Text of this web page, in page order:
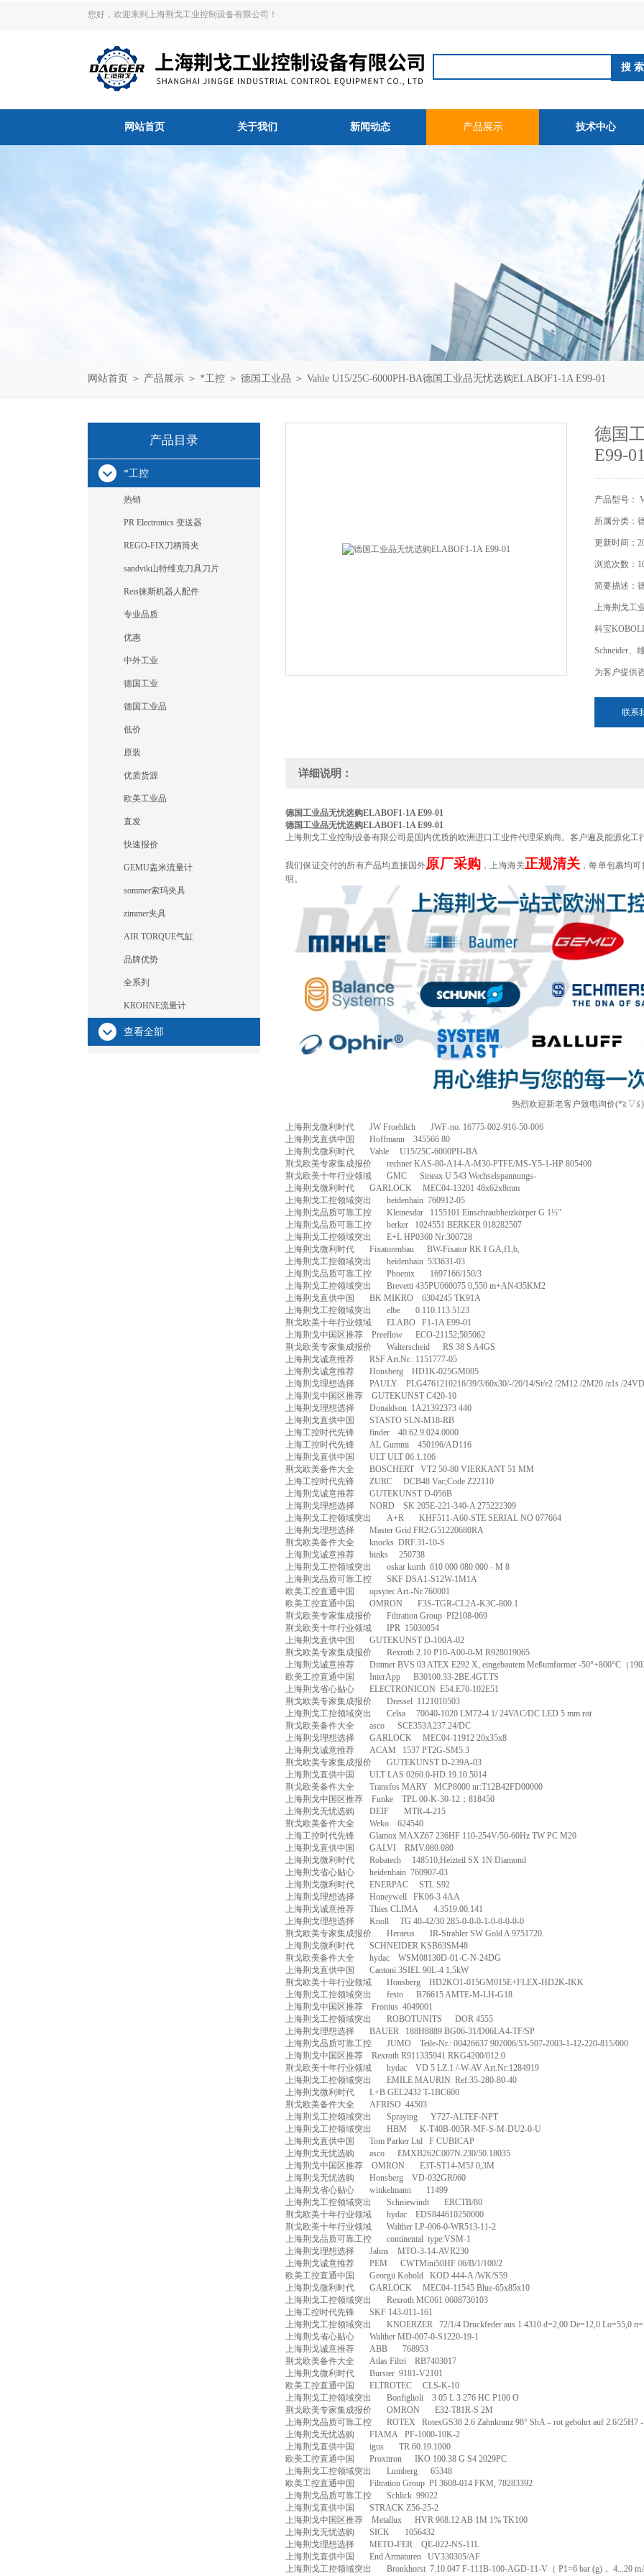
您好，欢迎来到上海荆戈工业控制设备有限公司！
网站首页 关于我们 新闻动态 产品展示 技术中心
网站首页 ＞ 产品展示 ＞ *工控 ＞ 德国工业品 ＞ Vahle U15/25C-6000PH-BA德国工业品无忧选购ELABOF1-1A E99-01
产品目录
*工控
热销
PR Electronics 变送器
REGO-FIX刀柄筒夹
sandvik山特维克刀具刀片
Reis徕斯机器人配件
专业品质
优惠
中外工业
德国工业
德国工业品
低价
原装
优质货源
欧美工业品
直发
快速报价
GEMU盖米流量计
sommer索玛夹具
zimmer夹具
AIR TORQUE气缸
品牌优势
全系列
KROHNE流量计
查看全部
德国
E99-
产品型号：
所属分类：
更新时间：
浏览次数：
简要描述：
上海荆戈工
科宝
Schneider、
为客户提供
联系
详细说明：
德国工业品无忧选购ELABOF1-1A E99-01
德国工业品无忧选购ELABOF1-1A E99-01
上海荆戈工业控制设备有限公司是国内优质的欧洲进口工业件代理采购商。客户遍及能源化
我们保证交付的所有产品均直接国外原厂采购 ，上海海关正规清关 ，每单包裹均
明。
热烈欢迎新老客户致电询价
上海荆戈微利时代 JW Froehlich
JWF-no. 16775-002-916-50-006
上海荆戈直供中国
Hoffmann
345566 80
上海荆戈微利时代
Vahle
U15/25C-6000PH-BA
荆戈欧美专家集成报价
rechner KAS-80-A14-A-M30-PTFE/MS-Y5-1-HP 805400
荆戈欧美十年行业领域
GMC
Sineax U 543 Wechselspannungs-
上海荆戈微利时代
GARLOCK
MEC04-13201 48x62x8mm
上海荆戈工控领域突出
heidenhain 760912-05
上海荆戈品质可靠工控
Kleinesdar 1155101 Einschraubheizkörper G 1½"
上海荆戈品质可靠工控
berker
1024551 BERKER 918282507
上海荆戈工控领域突出
E+L HP0360 Nr:300728
上海荆戈微利时代
Fixatorenbau
BW-Fixator RK I GA,f1,b,
上海荆戈工控领域突出
heidenhain 533631-03
上海荆戈品质可靠工控
Phoenix
1697166/150/3
上海荆戈工控领域突出
Brevetti 435PU060075 0,550 m+AN435KM2
上海荆戈直供中国
BK MIKRO
6304245 TK91A
上海荆戈工控领域突出
elbe
0.110.113.5123
荆戈欧美十年行业领域
ELABO
F1-1A E99-01
上海荆戈中国区推荐
Preeflow
ECO-21152;505062
荆戈欧美专家集成报价
Walterscheid
RS 38 S A4GS
上海荆戈诚意推荐
RSF Art.Nr.: 1151777-05
上海荆戈诚意推荐
Honsberg
HD1K-025GM005
上海荆戈理想选择
PAULY
PLG4761210216/39/3/60x30/-/20/14/St/e2 /2M12 /2M20 /z1s /
上海荆戈中国区推荐
GUTEKUNST C420-10
上海荆戈理想选择
Donaldson 1A21392373 440
上海荆戈直供中国
STASTO SLN-M18-RB
上海工控时代先锋
finder
40.62.9.024.0000
上海工控时代先锋
AL Gummi
450196/AD116
上海荆戈直供中国
ULT ULT 06.1.106
荆戈欧美备件大全
BOSCHERT
VT2 50-80 VIERKANT 51 MM
上海工控时代先锋
ZURC
DCB48 Vac;Code Z22110
上海荆戈诚意推荐
GUTEKUNST D-056B
上海荆戈理想选择
NORD
SK 205E-221-340-A 275222309
上海荆戈工控领域突出
A+R
KHF511-A60-STE SERIAL NO 077664
上海荆戈理想选择
Master Grid FR2:G51220680RA
荆戈欧美备件大全
knocks DRF.31-10-S
上海荆戈诚意推荐
binks
250738
上海荆戈工控领域突出
oskar kurth 610 000 080.000 - M 8
上海荆戈品质可靠工控
SKF DSA1-S12W-1M1A
欧美工控直通中国
opsytec Art.-Nr.760001
欧美工控直通中国
OMRON
F3S-TGR-CL2A-K3C-800.1
荆戈欧美专家集成报价
Filtration Group PI2108-069
荆戈欧美十年行业领域
IPR 15030054
上海荆戈直供中国
GUTEKUNST D-100A-02
荆戈欧美专家集成报价
Rexroth 2.10 P10-A00-0-M R928019065
上海荆戈诚意推荐
Dittmer BVS 03 ATEX E292 X, eingebautem Meßumformer -50°+800°C （
欧美工控直通中国
InterApp
B30100.33-2BE.4GT.TS
上海荆戈省心贴心
ELECTRONICON E54.E70-102E51
荆戈欧美专家集成报价
Dressel 1121010503
上海荆戈工控领域突出
Celsa
70040-1020 LM72-4.1/ 24VAC/DC LED 5 mm rot
荆戈欧美备件大全
asco
SCE353A237.24/DC
上海荆戈理想选择
GARLOCK
MEC04-11912 20x35x8
上海荆戈诚意推荐
ACAM
1537 PT2G-SM5.3
荆戈欧美专家集成报价
GUTEKUNST D-239A-03
上海荆戈直供中国
ULT LAS 0260.0-HD.19.10.5014
荆戈欧美备件大全
Transfos MARY
MCP8000 nr:T12B42FD00000
上海荆戈中国区推荐
Funke TPL 00-K-30-12 ； 818450
上海荆戈无忧选购
DEIF
MTR-4-215
荆戈欧美备件大全
Weko
624540
上海工控时代先锋
Glamox MAXZ67 236HF 110-254V/50-60Hz TW PC M20
上海荆戈直供中国
GALVI
RMV.080.080
上海荆戈微利时代
Robatech
148510;Heizteil SX 1N Diamond
上海荆戈省心贴心
heidenhain 760907-03
上海荆戈微利时代
ENERPAC
STL S92
上海荆戈理想选择
Honeywell
FK06-3 4AA
上海荆戈诚意推荐
Thies CLIMA
4.3519.00.141
上海荆戈理想选择
Knoll
TG 40-42/30 285-0-0-0-1-0-0-0-0-0
荆戈欧美专家集成报价
Heraeus
IR-Strahler SW Gold A 9751720.
上海荆戈微利时代
SCHNEIDER KSB63SM48
荆戈欧美备件大全
hydac
WSM08130D-01-C-N-24DG
上海荆戈直供中国
Cantoni 3SIEL 90L-4 1,5kW
荆戈欧美十年行业领域
Honsberg
HD2KO1-015GM015E+FLEX-HD2K-IKK
上海荆戈工控领域突出
festo
B76615 AMTE-M-LH-G18
上海荆戈中国区推荐
Fronius 4049001
上海荆戈工控领域突出
ROBOTUNITS
DOR 4555
上海荆戈理想选择
BAUER
188H8889 BG06-31/D06LA4-TF/SP
上海荆戈品质可靠工控
JUMO
Teile-Nr.: 00426637 902006/53-507-2003-1-12-220-815/000
上海荆戈中国区推荐
Rexroth R911335941 RKG4200/012.0
荆戈欧美十年行业领域
hydac
VD 5 LZ.1 /-W-AV Art.Nr:1284919
上海荆戈工控领域突出
EMILE MAURIN Ref:35-280-80-40
上海荆戈微利时代
L+B GEL2432 T-1BC600
荆戈欧美备件大全
AFRISO 44503
上海荆戈工控领域突出
Spraying
Y727-ALTEF-NPT
上海荆戈工控领域突出
HBM
K-T40B-005R-MF-S-M-DU2-0-U
上海荆戈直供中国
Tom Parker Ltd
F CUBICAP
上海荆戈无忧选购
asco
EMXB262C007N.230/50.18035
上海荆戈中国区推荐
OMRON
E3T-ST14-M5J 0,3M
上海荆戈无忧选购
Honsberg
VD-032GR060
上海荆戈省心贴心
winkelmann
11499
上海荆戈工控领域突出
Schniewindt
ERCTB/80
荆戈欧美十年行业领域
hydac
EDS844610250000
荆戈欧美十年行业领域
Walther LP-006-0-WR513-11-2
上海荆戈品质可靠工控
continental type:VSM-1
上海荆戈理想选择
Jahns
MTO-3-14-AVR230
上海荆戈诚意推荐
PEM
CWTMini50HF 06/B/1/100/2
欧美工控直通中国
Georgii Kobold
KOD 444-A /WK/S59
上海荆戈微利时代
GARLOCK
MEC04-11545 Blue-65x85x10
上海荆戈工控领域突出
Rexroth MC061 0608730103
上海工控时代先锋
SKF 143-011-161
上海荆戈工控领域突出
KNOERZER
72/1/4 Druckfeder aus 1.4310 d=2,00 De=12,0 Lo=55,0
上海荆戈省心贴心
Walther MD-007-0-S1220-19-1
上海荆戈诚意推荐
ABB
768953
荆戈欧美备件大全
Atlas Filtri
RB7403017
上海荆戈微利时代
Burster 9181-V2101
欧美工控直通中国
ELTROTEC
CLS-K-10
上海荆戈工控领域突出
Bonfiglioli
3 05 L 3 276 HC P100 O
荆戈欧美专家集成报价
OMRON
E32-T81R-S 2M
上海荆戈品质可靠工控
ROTEX RotexGS38 2.6 Zahnkranz 98° ShA– rot gebohrt auf 2.6/25H7
上海荆戈无忧选购
FIAMA
PF-1000-10K-2
上海荆戈直供中国
igus
TR.60.19.1000
欧美工控直通中国
Proxitron
IKO 100.38 G S4 2029PC
上海荆戈工控领域突出
Lumberg
65348
欧美工控直通中国
Filtration Group PI 3608-014 FKM, 78283392
上海荆戈品质可靠工控
Schlick 99022
上海荆戈直供中国
STRACK Z56-25-2
上海荆戈中国区推荐
Metallux
HVR 968.12 AB 1M 1% TK100
上海荆戈无忧选购
SICK
1056432
上海荆戈理想选择
METO-FER
QE-022-NS-11L
上海荆戈直供中国
End Armaturen
UV330305/AF
上海荆戈工控领域突出
Bronkhorst 7.10.047 F-111B-100-AGD-11-V （ P1=6 bar (g) ， 4...20